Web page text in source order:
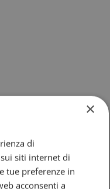
×
di
siti internet di
tue preferenze in
acconsenti a